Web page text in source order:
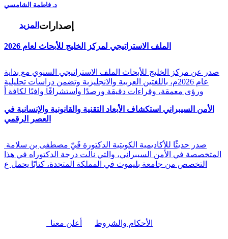
د. فاطمة الشامسي
المزيد إصدارات
الملف الاستراتيجي لمركز الخليج للأبحاث لعام 2026
صدر عن مركز الخليج للأبحاث الملف الاستراتيجي السنوي مع بداية
عام 2026م، باللغتين العربية والانجليزية وتضمن دراسات تحليلية
ورؤى معمقة، وقراءات دقيقة ورصدًا واستشرافًا وافيًا لكافة أ
الأمن السيبراني استكشاف الأبعاد التقنية والقانونية والإنسانية في
العصر الرقمي
المتخصصة في الأمن السيبراني، والتي نالت درجة الدكتوراه في هذا
التخصص من جامعة بليموث في المملكة المتحدة، كتابًا يحمل ع
أعلن معنا الأحكام والشروط